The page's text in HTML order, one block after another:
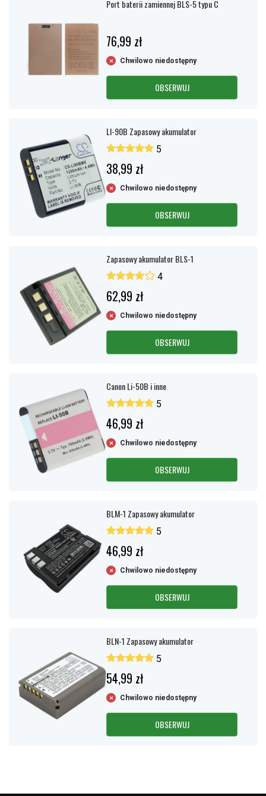
Port baterii zamiennej BLS-5 typu C
76,99 zł
Chwilowo niedostępny
OBSERWUJ
LI-90B Zapasowy akumulator
5
38,99 zł
Chwilowo niedostępny
OBSERWUJ
Zapasowy akumulator BLS-1
4
62,99 zł
Chwilowo niedostępny
OBSERWUJ
Canon Li-50B i inne
5
46,99 zł
Chwilowo niedostępny
OBSERWUJ
BLM-1 Zapasowy akumulator
5
46,99 zł
Chwilowo niedostępny
OBSERWUJ
BLN-1 Zapasowy akumulator
5
54,99 zł
Chwilowo niedostępny
OBSERWUJ